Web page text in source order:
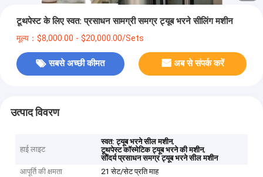
टूथपेस्ट के लिए स्वत: प्रसाधन सामग्री समग्र ट्यूब भरने सीलिंग मशीन
मूल्य：$8,000.00 - $20,000.00/Sets
सबसे अच्छी कीमत अब से संपर्क करें
उत्पाद विवरण
हाई लाइट
स्वत: ट्यूब भरने सील मशीन,
टूथपेस्ट कॉस्मेटिक ट्यूब भरने की मशीन,
सौंदर्य प्रसाधन समग्र ट्यूब भरने सील मशीन
आपूर्ति की क्षमता
21 सेट/सेट प्रति माह